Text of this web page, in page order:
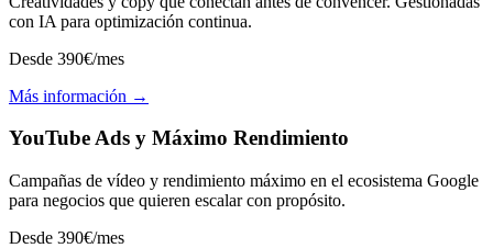
con IA para optimización continua.
Desde 390€/mes
Más información →
YouTube Ads y Máximo Rendimiento
Campañas de vídeo y rendimiento máximo en el ecosistema Google
para negocios que quieren escalar con propósito.
Desde 390€/mes